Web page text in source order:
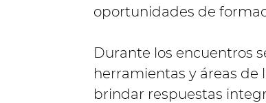
oportunidades de
Durante los encuentros
herramientas y áreas de
brindar respuestas